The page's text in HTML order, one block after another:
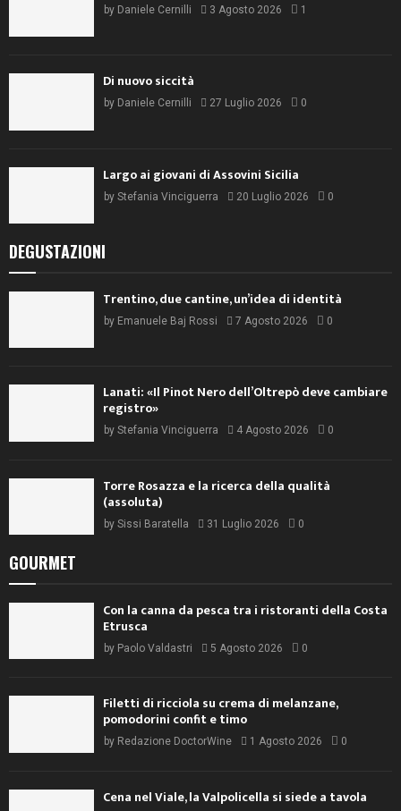
by Daniele Cernilli 3 Agosto 2026 1
Di nuovo siccità
by Daniele Cernilli 27 Luglio 2026 0
Largo ai giovani di Assovini Sicilia
by Stefania Vinciguerra 20 Luglio 2026 0
DEGUSTAZIONI
Trentino, due cantine, un’idea di identità
by Emanuele Baj Rossi 7 Agosto 2026 0
Lanati: «Il Pinot Nero dell’Oltrepò deve cambiare
registro»
by Stefania Vinciguerra 4 Agosto 2026 0
Torre Rosazza e la ricerca della qualità
(assoluta)
by Sissi Baratella 31 Luglio 2026 0
GOURMET
Con la canna da pesca tra i ristoranti della Costa
Etrusca
by Paolo Valdastri 5 Agosto 2026 0
Filetti di ricciola su crema di melanzane,
pomodorini confit e timo
by Redazione DoctorWine 1 Agosto 2026 0
Cena nel Viale, la Valpolicella si siede a tavola